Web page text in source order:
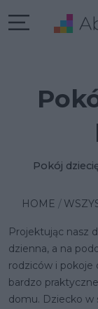
Pokój
HOME
Projektując nasz
dzienna, a na
rodziców i pokoje
bardzo
domu. Dziecko w